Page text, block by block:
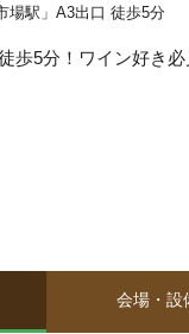
場駅」A3出口 徒歩5分
歩5分！ワイン好き
会場・設